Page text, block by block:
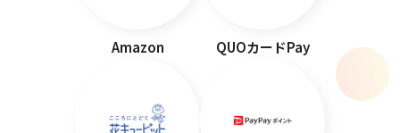
Amazon QUOカードPay